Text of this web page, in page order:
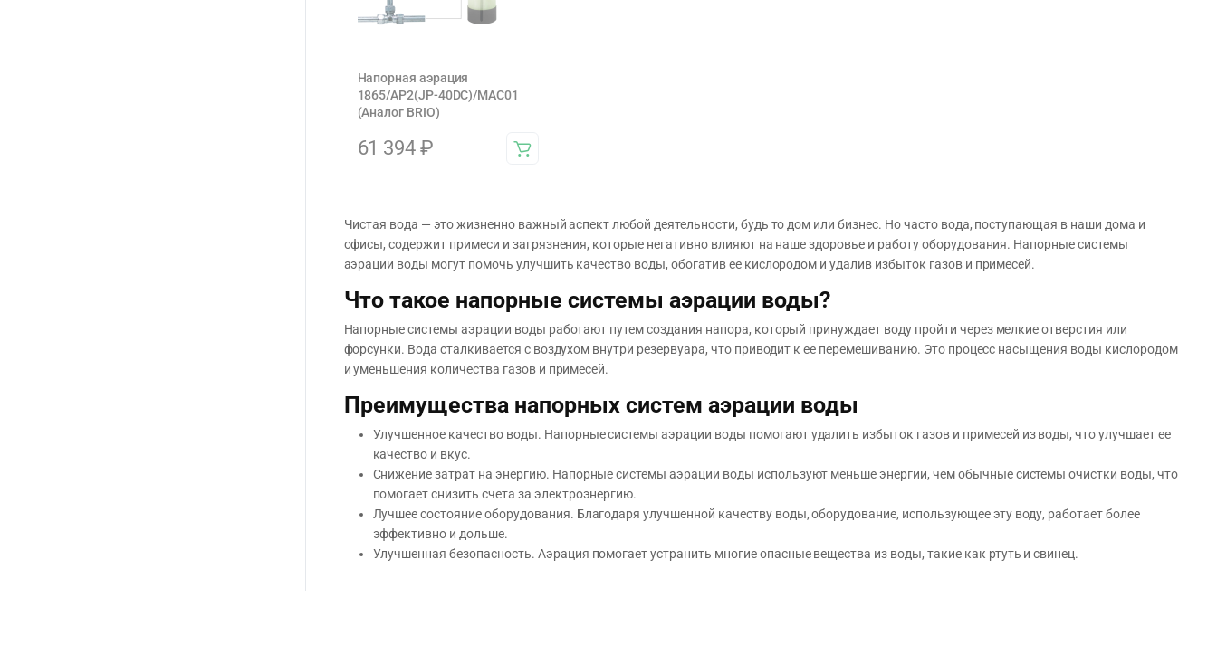
Напорная аэрация
1865/AP2(JP-40DC)/MAC01
(Аналог BRIO)
61 394₽
Чистая вода — это жизненно важный аспект любой деятельности, будь то дом или бизнес. Но часто вода, поступающая в наши дома и
офисы, содержит примеси и загрязнения, которые негативно влияют на наше здоровье и работу оборудования. Напорные системы
аэрации воды могут помочь улучшить качество воды, обогатив ее кислородом и удалив избыток газов и примесей.
Что такое напорные системы аэрации воды?
Напорные системы аэрации воды работают путем создания напора, который принуждает воду пройти через мелкие отверстия или
форсунки. Вода сталкивается с воздухом внутри резервуара, что приводит к ее перемешиванию. Это процесс насыщения воды кислородом
и уменьшения количества газов и примесей.
Преимущества напорных систем аэрации воды
Улучшенное качество воды. Напорные системы аэрации воды помогают удалить избыток газов и примесей из воды, что улучшает ее
качество и вкус.
Снижение затрат на энергию. Напорные системы аэрации воды используют меньше энергии, чем обычные системы очистки воды, что
помогает снизить счета за электроэнергию.
Лучшее состояние оборудования. Благодаря улучшенной качеству воды, оборудование, использующее эту воду, работает более
эффективно и дольше.
Улучшенная безопасность. Аэрация помогает устранить многие опасные вещества из воды, такие как ртуть и свинец.